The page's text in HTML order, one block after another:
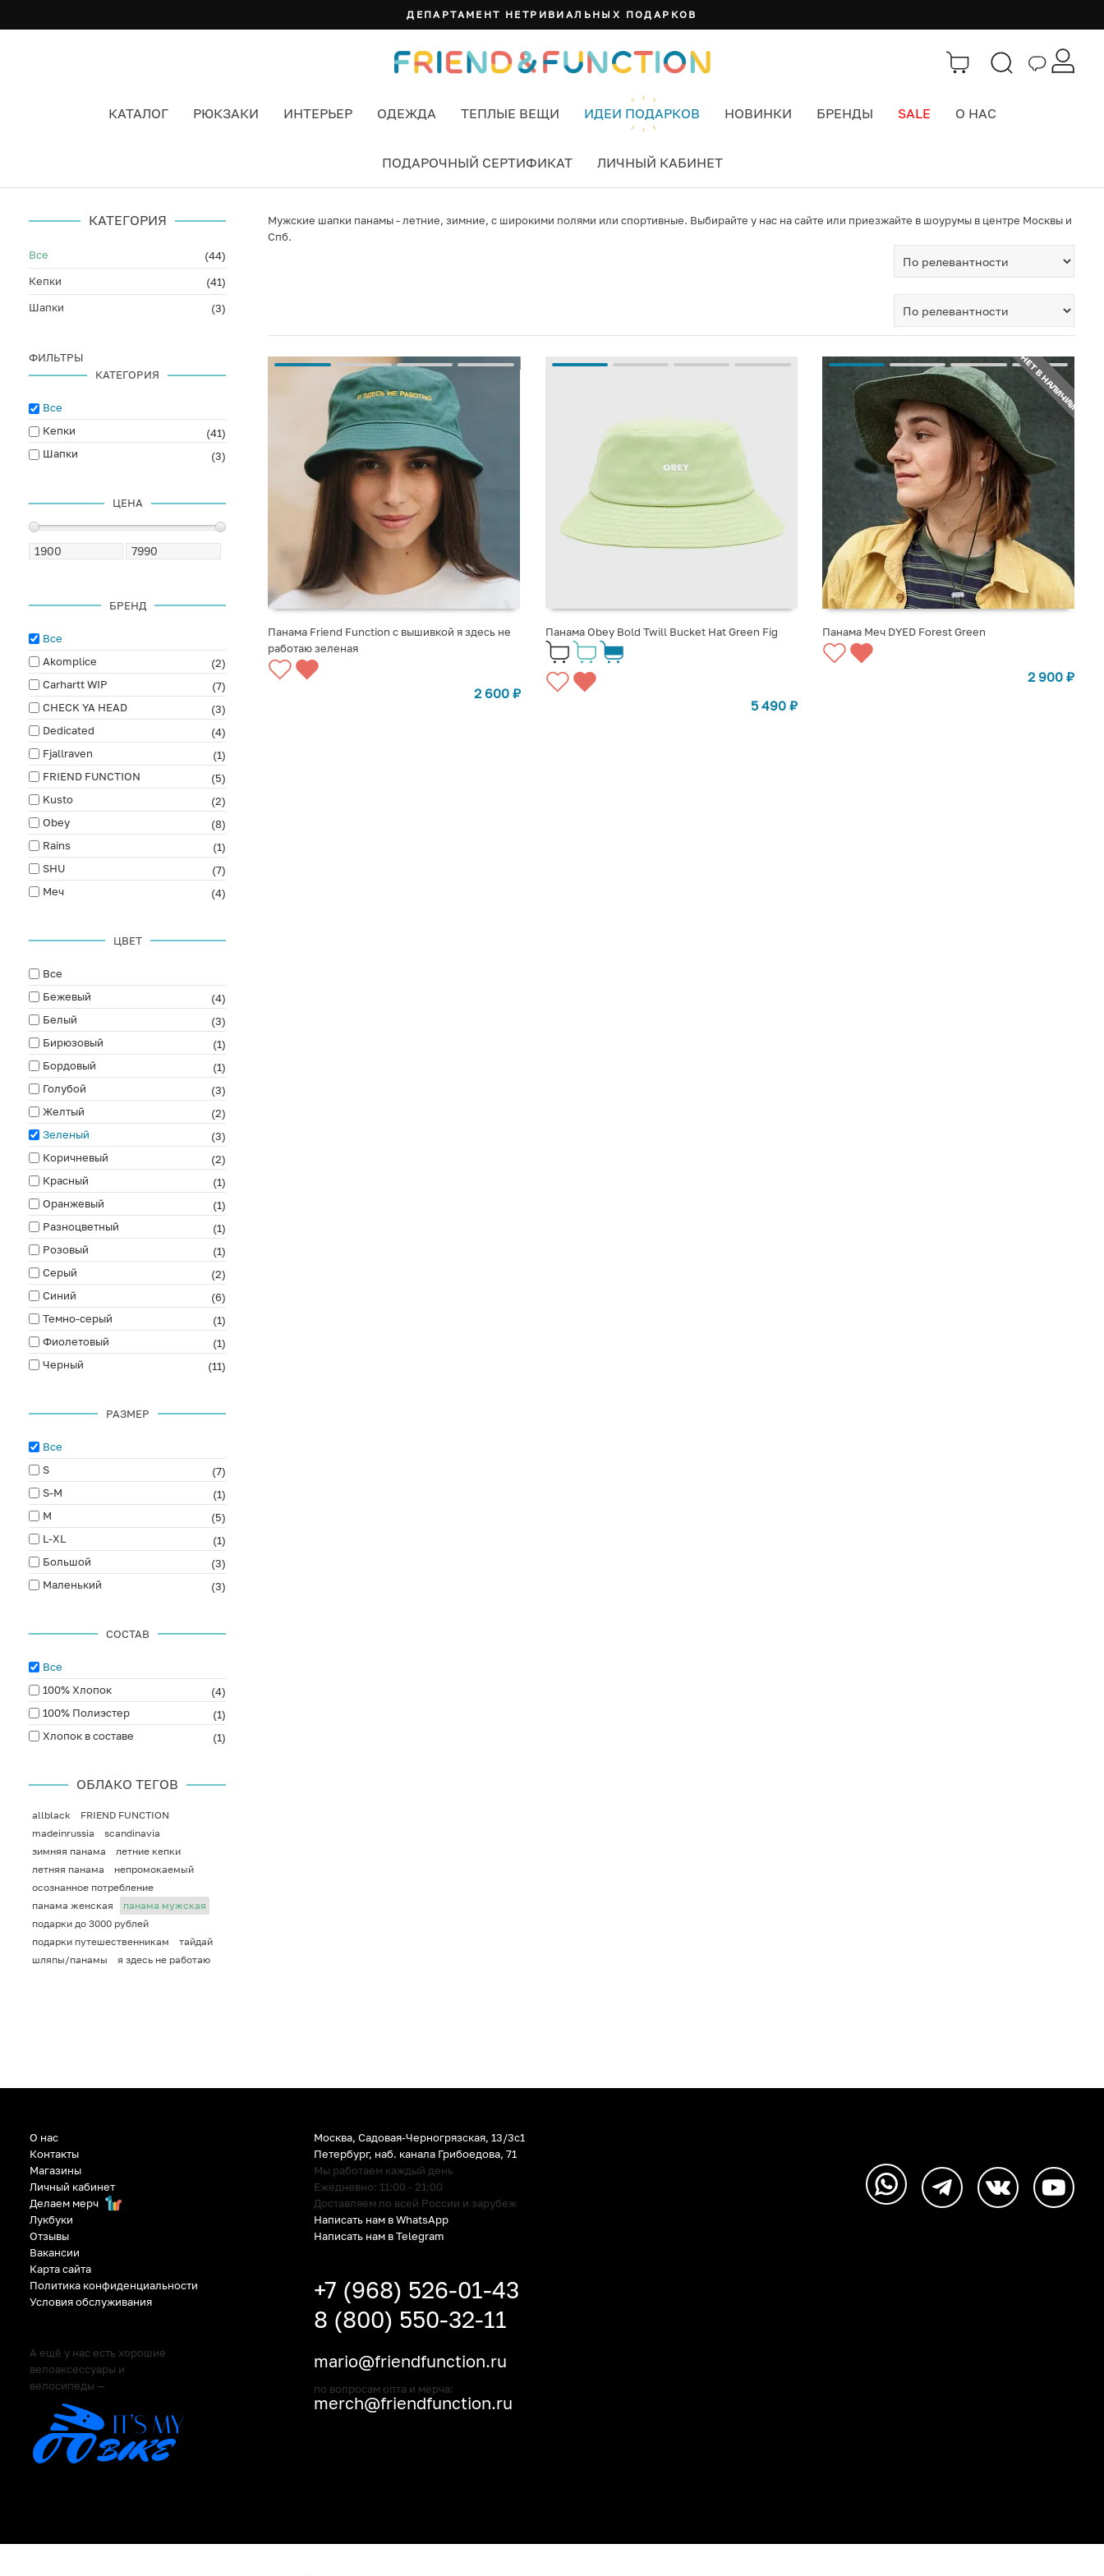
ДЕПАРТАМЕНТ НЕТРИВИАЛЬНЫХ ПОДАРКОВ
КАТАЛОГ РЮКЗАКИ ИНТЕРЬЕР ОДЕЖДА ТЕПЛЫЕ ВЕЩИ ИДЕИ ПОДАРКОВ НОВИНКИ БРЕНДЫ SALE О НАС
ПОДАРОЧНЫЙ СЕРТИФИКАТ ЛИЧНЫЙ КАБИНЕТ
Мужские шапки панамы - летние, зимние, с широкими полями или спортивные. Выбирайте у нас на сайте или приезжайте в шоурумы в центре Москвы и
Спб.
Панама Friend Function с вышивкой я здесь не
работаю зеленая
2 600 ₽
Панама Obey Bold Twill Bucket Hat Green Fig
5 490 ₽
НЕТ В НАЛИЧИИ
СООБЩИТЬ О ПОСТУПЛЕНИИ
Панама Меч DYED Forest Green
2 900 ₽
КАТЕГОРИЯ
Все
(44)
Кепки
(41)
Шапки
(3)
ФИЛЬТРЫ
КАТЕГОРИЯ
Все
Кепки
(41)
Шапки
(3)
ЦЕНА
БРЕНД
Все
Akomplice
(2)
Carhartt WIP
(7)
CHECK YA HEAD
(3)
Dedicated
(4)
Fjallraven
(1)
FRIEND FUNCTION
(5)
Kusto
(2)
Obey
(8)
Rains
(1)
SHU
(7)
Меч
(4)
ЦВЕТ
Все
Бежевый
(4)
Белый
(3)
Бирюзовый
(1)
Бордовый
(1)
Голубой
(3)
Желтый
(2)
Зеленый
(3)
Коричневый
(2)
Красный
(1)
Оранжевый
(1)
Разноцветный
(1)
Розовый
(1)
Серый
(2)
Синий
(6)
Темно-серый
(1)
Фиолетовый
(1)
Черный
(11)
РАЗМЕР
Все
S
(7)
S-M
(1)
M
(5)
L-XL
(1)
Большой
(3)
Маленький
(3)
СОСТАВ
Все
100% Хлопок
(4)
100% Полиэстер
(1)
Хлопок в составе
(1)
ОБЛАКО ТЕГОВ
allblack
FRIEND FUNCTION
madeinrussia
scandinavia
зимняя панама
летние кепки
летняя панама
непромокаемый
осознанное потребление
панама женская
панама мужская
подарки до 3000 рублей
подарки путешественникам
тайдай
шляпы/панамы
я здесь не работаю
О нас
Контакты
Магазины
Личный кабинет
Делаем мерч
Лукбуки
Отзывы
Вакансии
Карта сайта
Политика конфиденциальности
Условия обслуживания
А ещё у нас есть хорошие
велоаксессуары и
велосипеды —
Москва, Садовая-Черногрязская, 13/3c1
Петербург, наб. канала Грибоедова, 71
Мы работаем каждый день
Ежедневно: 11:00 - 21:00
Доставляем по всей России и зарубеж
Написать нам в WhatsApp
Написать нам в Telegram
+7 (968) 526-01-43
8 (800) 550-32-11
mario@friendfunction.ru
по вопросам опта и мерча:
merch@friendfunction.ru